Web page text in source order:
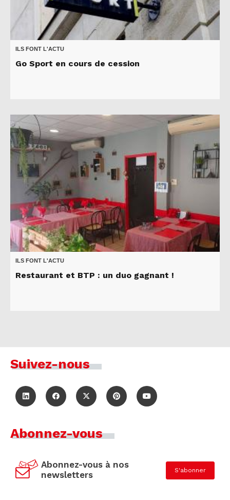
ILS FONT L'ACTU
Go Sport en cours de cession
ILS FONT L'ACTU
Restaurant et BTP : un duo gagnant !
Suivez-nous
Abonnez-vous
Abonnez-vous à nos
newsletters
S'abonner